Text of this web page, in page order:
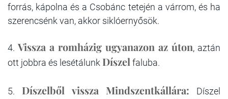
forrás, kápolna és a Csobánc tetején a várrom, és ha
szerencsénk van, akkor siklóernyősök.
4. Vissza a romházig ugyanazon az úton, aztán
ott jobbra és lesétálunk Díszel faluba.
5. Díszelből vissza Mindszentkállára:
Díszel